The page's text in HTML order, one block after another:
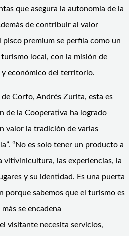
que asegura la autonomía de la
de contribuir al valor
pisco premium se perfila como un
local, con la misión de
económico del territorio.
Corfo, Andrés Zurita, esta es
de la Cooperativa ha logrado
valor la tradición de varias
“No es solo tener un producto a
vitivinicultura, las experiencias, la
y su identidad. Es una puerta
porque sabemos que el turismo es
se encadena
visitante necesita servicios,